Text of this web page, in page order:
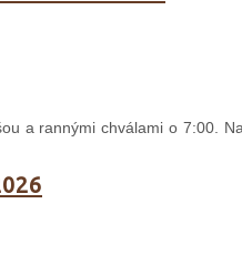
a rannými chválami o 7:00.